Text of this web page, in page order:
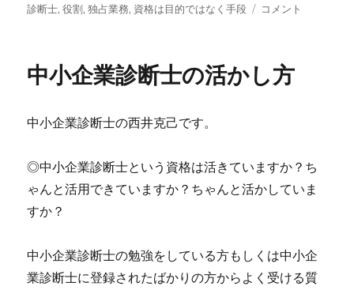
者
日:
グ
診断士,役割,独占業務, 資格は目的ではなく手段
中
断
広
く？
く？
に
コメント
中小企業診断士の活かし方
中小企業診断士の西井克己です。
◎中小企業診断士という資格は活きていますか？ち
ゃんと活用できていますか？ちゃんと活かしていま
すか？
中小企業診断士の勉強をしている方もしくは中小企
業診断士に登録されたばかりの方からよく受ける質